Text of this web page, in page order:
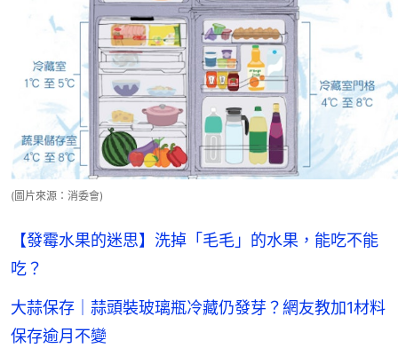
(圖片來源：消委會)
【發霉水果的迷思】洗掉「毛毛」的水果，能吃不能
吃？
大蒜保存｜蒜頭裝玻璃瓶冷藏仍發芽？網友教加1材料
保存逾月不變